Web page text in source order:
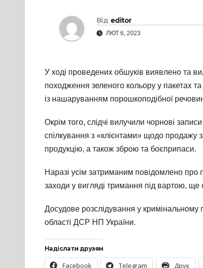
Від editor
ЛЮТ 6, 2023
У ході проведених обшуків виявлено та
походження зеленого кольору у пакетах
із нашаруванням порошкоподібної
Окрім того, слідчі вилучили чорнові
спілкування з «клієнтами» щодо продажу
продукцію, а також зброю та боєприпаси.
Наразі усім затриманим повідомлено про
заходи у вигляді тримання під вартою,
Досудове розслідування у
області ДСР НП України.
Надіслати друзям
Facebook Telegram Друк